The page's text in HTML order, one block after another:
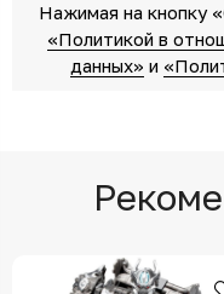
Нажимая на кнопку
«Политикой в
данных»‎ ‎ и